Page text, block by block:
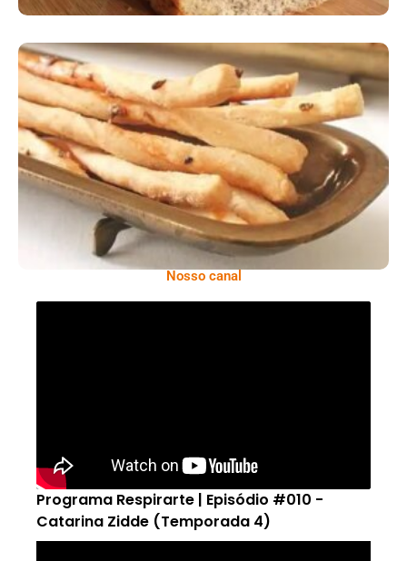
Comer Bem: Palitinhos De Cebola E Salsa
Nosso canal
Programa Respirarte | Episódio #010 -
Catarina Zidde (Temporada 4)